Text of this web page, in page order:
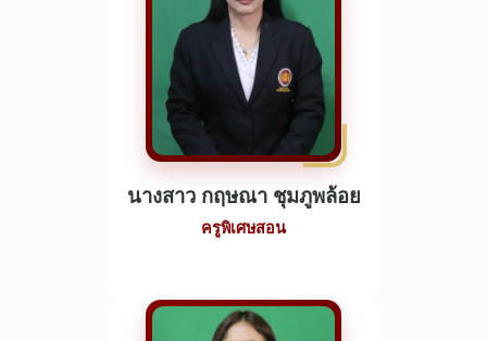
นางสาว กฤษณา ชุมภูพล้อย
ครูพิเศษสอน